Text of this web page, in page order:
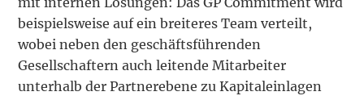
beispielsweise auf ein breiteres Team verteilt,
wobei neben den geschäftsführenden
Gesellschaftern auch leitende Mitarbeiter
unterhalb der Partnerebene zu Kapitaleinlagen